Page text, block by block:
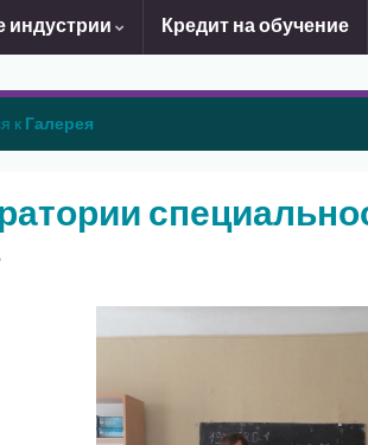
индустрии Кредит на обучение
к Галерея